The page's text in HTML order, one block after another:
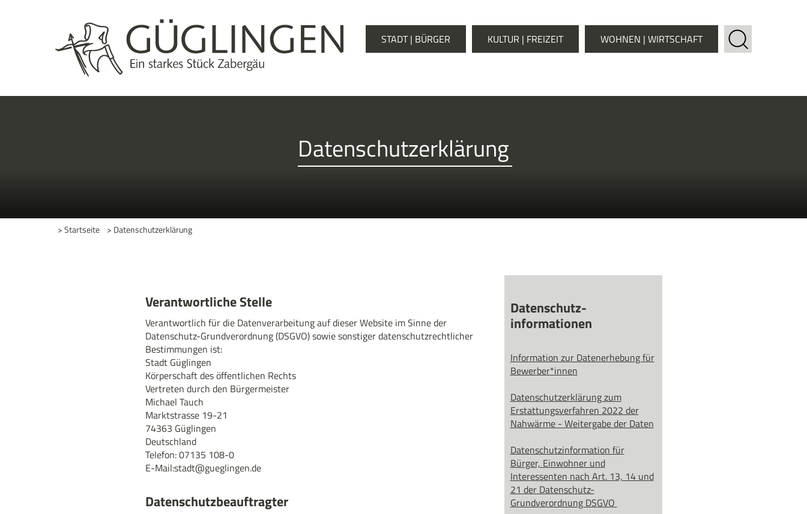
STADT | BÜRGER KULTUR | FREIZEIT WOHNEN | WIRTSCHAFT
Datenschutzerklärung
> Startseite > Datenschutzerklärung
Verantwortliche Stelle
Verantwortlich für die Datenverarbeitung auf dieser Website im Sinne der
Datenschutz-Grundverordnung (DSGVO) sowie sonstiger datenschutzrechtlicher
Bestimmungen ist:
Stadt Güglingen
Körperschaft des öffentlichen Rechts
Vertreten durch den Bürgermeister
Michael Tauch
Marktstrasse 19-21
74363 Güglingen
Deutschland
Telefon: 07135 108-0
E-Mail:stadt@gueglingen.de
Datenschutzbeauftragter
Datenschutz­
informationen
Information zur Datenerhebung für
Bewerber*innen
Datenschutzerklärung zum
Erstattungsverfahren 2022 der
Nahwärme - Weitergabe der Daten
Datenschutzinformation für
Bürger, Einwohner und
Interessenten nach Art. 13, 14 und
21 der Datenschutz-
Grundverordnung DSGVO